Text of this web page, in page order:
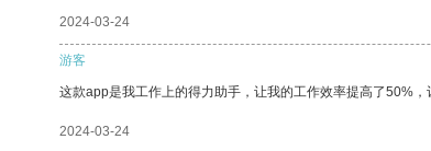
2024-03-24
游客
这款app是我工作上的得力助手，让我的工作效率提高了50%，
2024-03-24